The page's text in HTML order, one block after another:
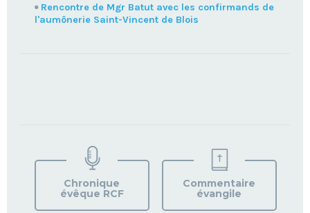
Rencontre de Mgr Batut avec les confirmands de
l'aumônerie Saint-Vincent de Blois
VOTRE
PAROISSE
Chronique
évêque RCF
Commentaire
évangile